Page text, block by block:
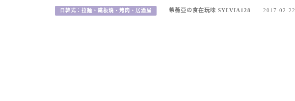
日韓式：拉麵、鐵板燒、烤肉、居酒屋 希薇亞の食在玩味 SYLVIA128 2017-02-22